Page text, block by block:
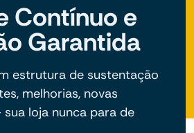
Contínuo e
Garantida
estrutura de sustentação
melhorias, novas
loja nunca para de